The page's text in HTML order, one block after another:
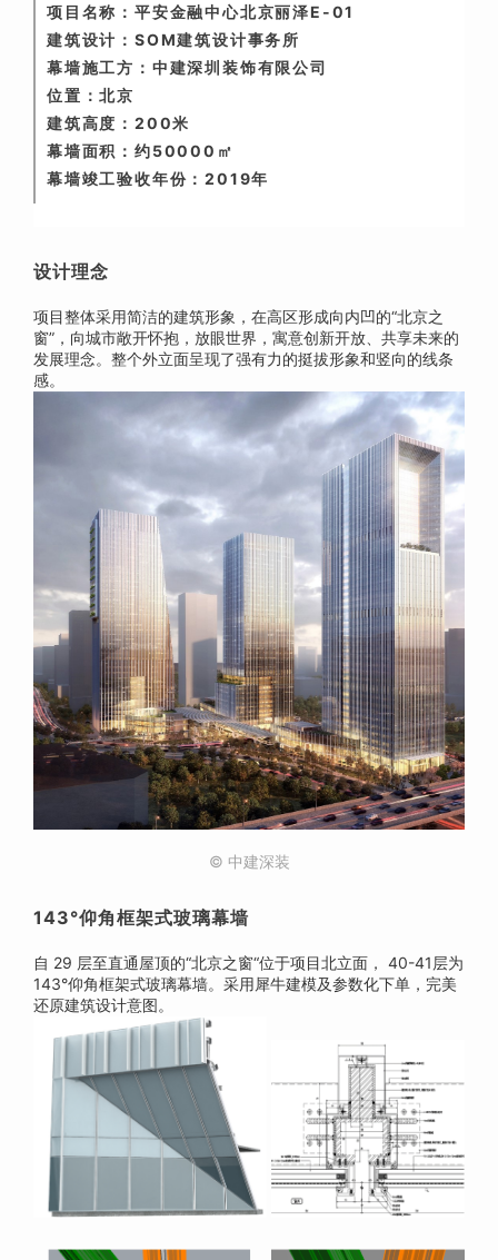
项目名称：平安金融中心北京丽泽E-01
建筑设计：SOM建筑设计事务所
幕墙施工方：中建深圳装饰有限公司
位置：北京
建筑高度：200米
幕墙面积：约50000㎡
幕墙竣工验收年份：2019年
设计理念
项目整体采用简洁的建筑形象，在高区形成向内凹的“北京之
窗”，向城市敞开怀抱，放眼世界，寓意创新开放、共享未来的
发展理念。整个外立面呈现了强有力的挺拔形象和竖向的线条
感。
© 中建深装
143°仰角框架式玻璃幕墙
自 29 层至直通屋顶的“北京之窗“位于项目北立面， 40-41层为
143°仰角框架式玻璃幕墙。采用犀牛建模及参数化下单，完美
还原建筑设计意图。